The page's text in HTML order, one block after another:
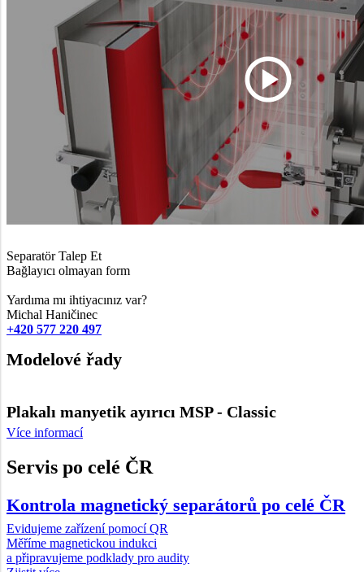
Separatör Talep Et
Bağlayıcı olmayan form
Yardıma mı ihtiyacınız var?
Michal Haničinec
+420 577 220 497
Modelové řady
Plakalı manyetik ayırıcı MSP - Classic
Více informací
Servis po celé ČR
Kontrola magnetický separátorů po celé ČR
Evidujeme zařízení pomocí QR
Měříme magnetickou indukci
a připravujeme podklady pro audity